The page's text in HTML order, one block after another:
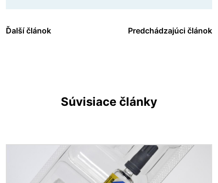
Ďalší článok Predchádzajúci článok
Súvisiace články